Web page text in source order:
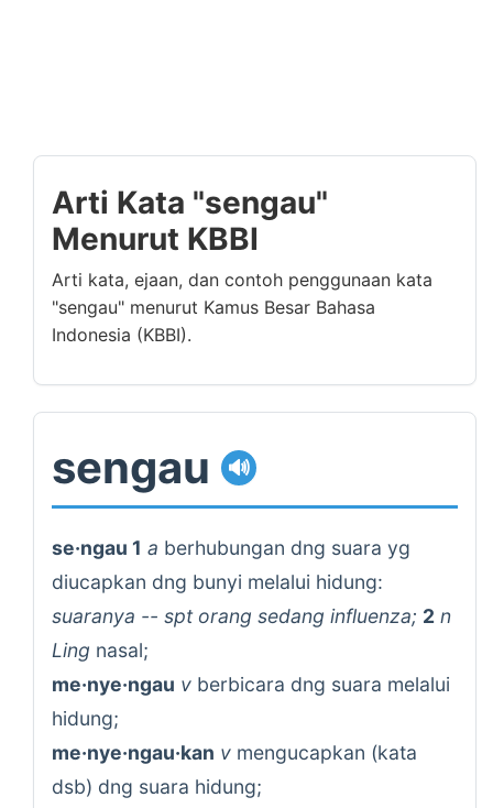
Arti Kata "sengau"
Menurut KBBI
Arti kata, ejaan, dan contoh penggunaan kata
"sengau" menurut Kamus Besar Bahasa
Indonesia (KBBI).
sengau 🔊
se·ngau 1 a berhubungan dng suara yg
diucapkan dng bunyi melalui hidung:
suaranya -- spt orang sedang influenza; 2 n
Ling nasal;
me·nye·ngau v berbicara dng suara melalui
hidung;
me·nye·ngau·kan v mengucapkan (kata
dsb) dng suara hidung;